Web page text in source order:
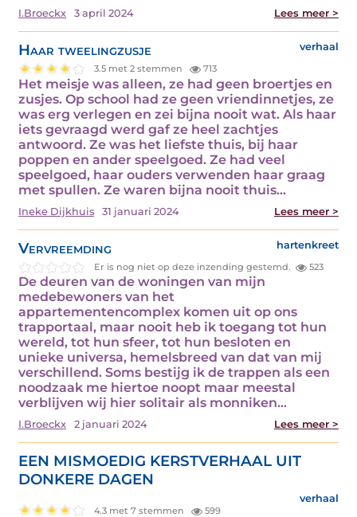
I.Broeckx 3 april 2024 Lees meer >
Haar tweelingzusje verhaal
3.5 met 2 stemmen 713
Het meisje was alleen, ze had geen broertjes en
zusjes. Op school had ze geen vriendinnetjes, ze
was erg verlegen en zei bijna nooit wat. Als haar
iets gevraagd werd gaf ze heel zachtjes
antwoord. Ze was het liefste thuis, bij haar
poppen en ander speelgoed. Ze had veel
speelgoed, haar ouders verwenden haar graag
met spullen. Ze waren bijna nooit thuis…
Ineke Dijkhuis 31 januari 2024 Lees meer >
Vervreemding hartenkreet
Er is nog niet op deze inzending gestemd. 523
De deuren van de woningen van mijn
medebewoners van het
appartementencomplex komen uit op ons
trapportaal, maar nooit heb ik toegang tot hun
wereld, tot hun sfeer, tot hun besloten en
unieke universa, hemelsbreed van dat van mij
verschillend. Soms bestijg ik de trappen als een
noodzaak me hiertoe noopt maar meestal
verblijven wij hier solitair als monniken…
I.Broeckx 2 januari 2024 Lees meer >
EEN MISMOEDIG KERSTVERHAAL UIT
DONKERE DAGEN
verhaal
4.3 met 7 stemmen 599